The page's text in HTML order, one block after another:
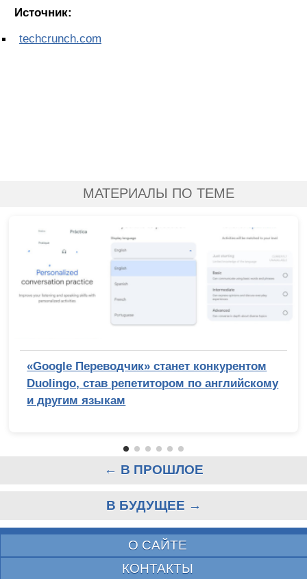
Источник:
techcrunch.com
МАТЕРИАЛЫ ПО ТЕМЕ
«Google Переводчик» станет конкурентом
Duolingo, став репетитором по английскому
и другим языкам
← В ПРОШЛОЕ
В БУДУЩЕЕ →
О САЙТЕ
КОНТАКТЫ